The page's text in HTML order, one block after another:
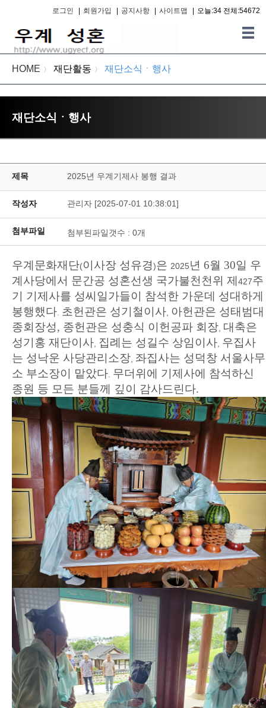
로그인 회원가입 공지사항 사이트맵 오늘:34 전체:54672
HOME 〉 재단활동 〉 재단소식ㆍ행사
재단소식ㆍ행사
제목 2025년 우계기제사 봉행 결과
작성자 관리자 [2025-07-01 10:38:01]
첨부파일 첨부된파일갯수 : 0개
우계문화재단(이사장 성유경)은 2025년 6월 30일 우
계사당에서 문간공 성혼선생 국가불천천위 제 427주
기 기제사를 성씨일가들이 참석한 가운데 성대하게
봉행했다 초헌관은 성기철이사 아헌관은 성태범대
종회장성, 종헌관은 성충식 이헌공파 회장 대축은
성기홍 재단이사 집례는 성길수 상임이사 우집사
는 성낙운 사당관리소장 좌집사는 성덕창 서울사무
소 부소장이 맡았다 무더위에 기제사에 참석하신
종원 등 모든 분들께 깊이 감사드린다.